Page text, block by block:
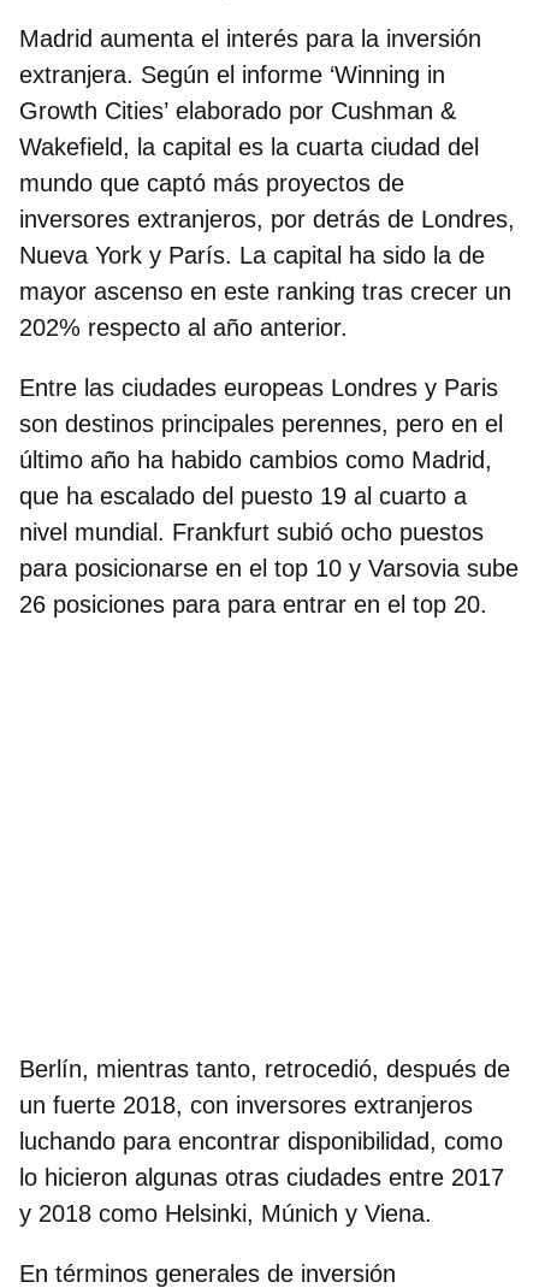
Madrid aumenta el interés para la inversión
extranjera. Según el informe ‘Winning in
Growth Cities’ elaborado por Cushman &
Wakefield, la capital es la cuarta ciudad del
mundo que captó más proyectos de
inversores extranjeros, por detrás de Londres,
Nueva York y París. La capital ha sido la de
mayor ascenso en este ranking tras crecer un
202% respecto al año anterior.
Entre las ciudades europeas Londres y Paris
son destinos principales perennes, pero en el
último año ha habido cambios como Madrid,
que ha escalado del puesto 19 al cuarto a
nivel mundial. Frankfurt subió ocho puestos
para posicionarse en el top 10 y Varsovia sube
26 posiciones para para entrar en el top 20.
Berlín, mientras tanto, retrocedió, después de
un fuerte 2018, con inversores extranjeros
luchando para encontrar disponibilidad, como
lo hicieron algunas otras ciudades entre 2017
y 2018 como Helsinki, Múnich y Viena.
En términos generales de inversión